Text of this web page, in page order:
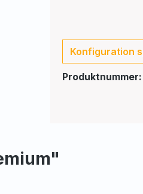
Konfiguration
Produktnummer: